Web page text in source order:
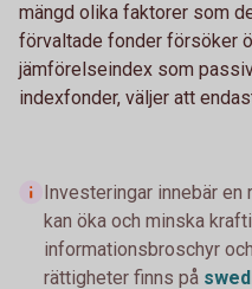
mängd olika faktorer som
förvaltade fonder försöker
jämförelseindex som
indexfonder, väljer att
Investeringar innebär
kan öka och minska
informationsbroschyr
rättigheter finns på